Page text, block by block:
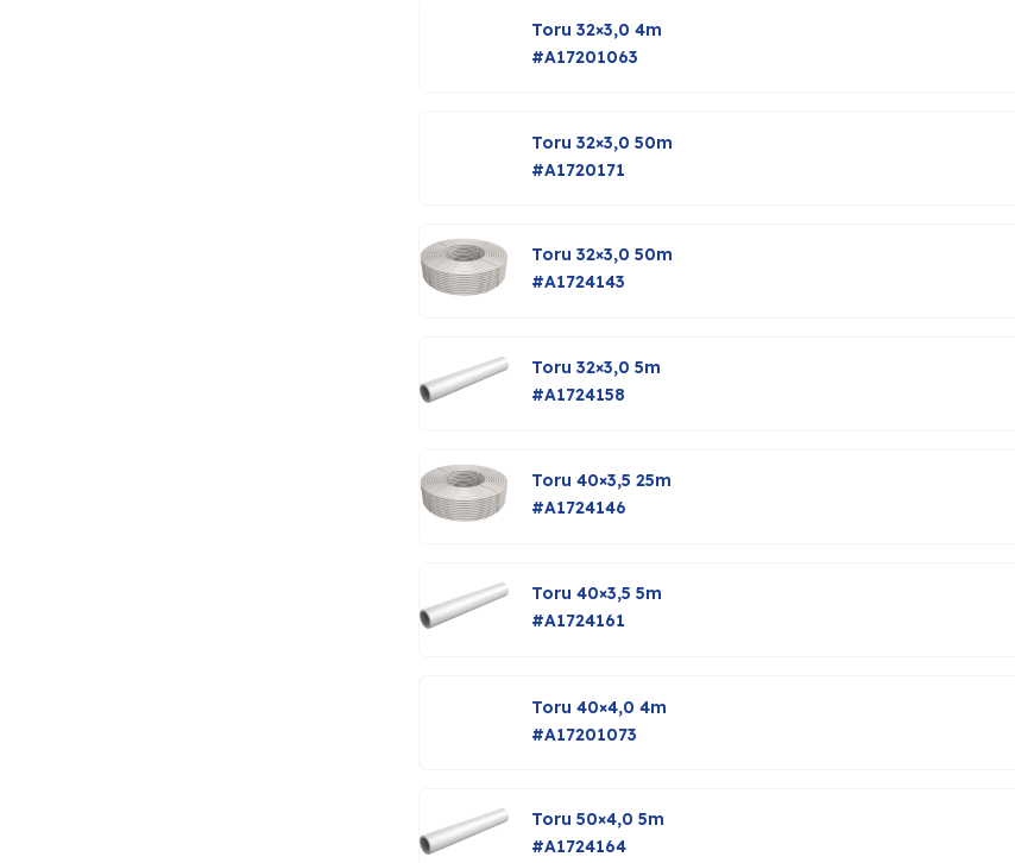
Toru 32×3,0 4m
#A17201063
Toru 32×3,0 50m
#A1720171
Toru 32×3,0 50m
#A1724143
Toru 32×3,0 5m
#A1724158
Toru 40×3,5 25m
#A1724146
Toru 40×3,5 5m
#A1724161
Toru 40×4,0 4m
#A17201073
Toru 50×4,0 5m
#A1724164